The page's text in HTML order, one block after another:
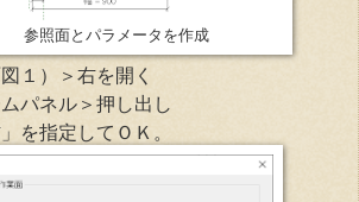
参照面とパラメータを作成
１）＞右を開く
パネル＞押し出し
を指定してＯＫ。